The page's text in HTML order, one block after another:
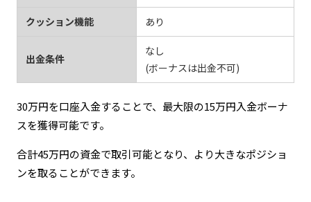
クッション機能 あり
出金条件
なし
(ボーナスは出金不可)
30万円を口座入金することで、最大限の15万円入金ボーナ
スを獲得可能です。
合計45万円の資金で取引可能となり、より大きなポジショ
ンを取ることができます。